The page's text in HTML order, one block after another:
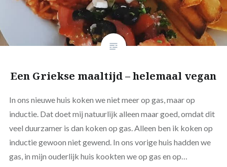
Een Griekse maaltijd – helemaal vegan
In ons nieuwe huis koken we niet meer op gas, maar op
inductie. Dat doet mij natuurlijk alleen maar goed, omdat dit
veel duurzamer is dan koken op gas. Alleen ben ik koken op
inductie gewoon niet gewend. In ons vorige huis hadden we
gas, in mijn ouderlijk huis kookten we op gas en op…